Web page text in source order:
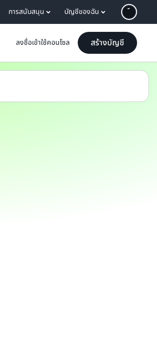
การสนับสนุน บัญชีของฉัน
ลงชื่อเข้าใช้คอนโซล สร้างบัญชี